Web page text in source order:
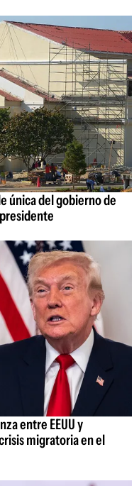
única del gobierno de
entre EEUU y
migratoria en el